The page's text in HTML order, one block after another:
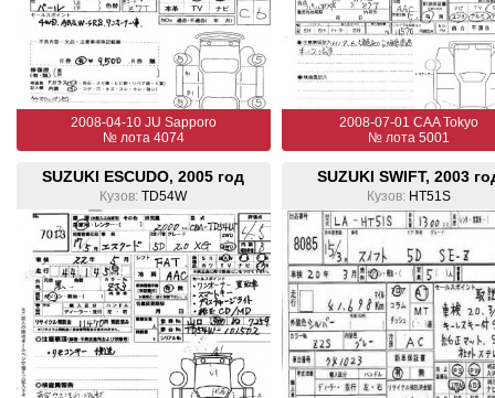
2008-04-10 JU Sapporo
№ лота 4074
2008-07-01 CAA Tokyo
№ лота 5001
SUZUKI ESCUDO, 2005 год
Кузов: TD54W
SUZUKI SWIFT, 2003
Кузов: HT51S